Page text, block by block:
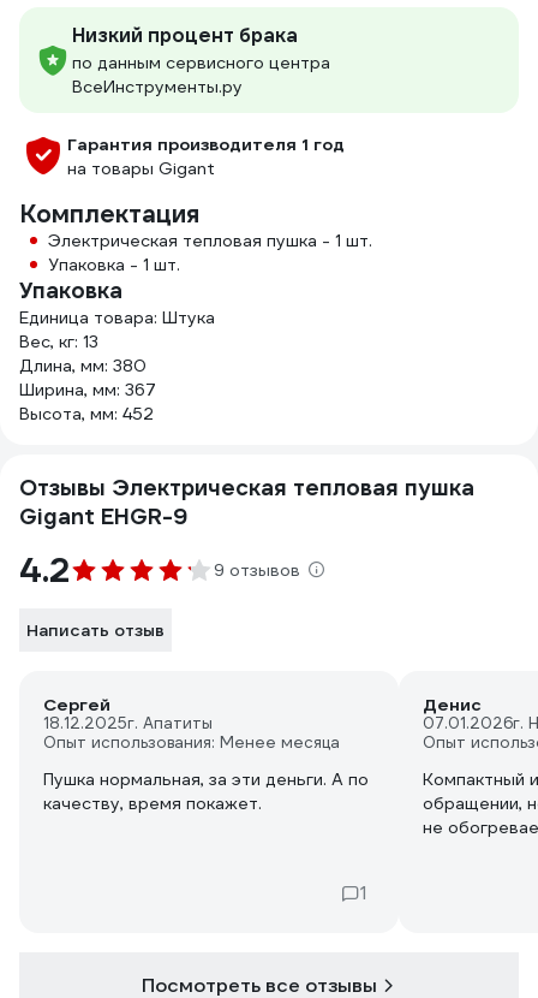
Низкий процент брака
по данным сервисного центра
ВсеИнструменты.ру
Гарантия производителя 1 год
на товары Gigant
Комплектация
Электрическая тепловая пушка - 1 шт.
Упаковка - 1 шт.
Упаковка
Единица товара: Штука
Вес, кг: 13
Длина, мм: 380
Ширина, мм: 367
Высота, мм: 452
Отзывы Электрическая тепловая пушка
Gigant EHGR-9
4.2 9 отзывов
Написать отзыв
Сергей
18.12.2025г. Апатиты
Опыт использования: Менее месяца
Пушка нормальная, за эти деньги. А по
качеству, время покажет.
1
Денис
07.01.2026г.
Опыт
Компактный
обращении,
не
Посмотреть все отзывы